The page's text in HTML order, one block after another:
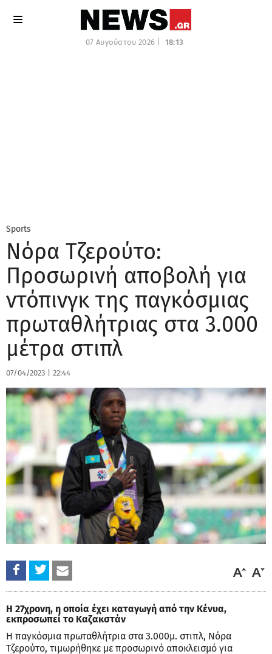
07 Αυγούστου 2026 | 18:13
Sports
Νόρα Τζερούτο:
Προσωρινή αποβολή για
ντόπινγκ της παγκόσμιας
πρωταθλήτριας στα 3.000
μέτρα στιπλ
07/04/2023 22:44
Η 27χρονη, η οποία έχει καταγωγή από την Κένυα,
εκπροσωπεί το Καζακστάν
Η παγκόσμια πρωταθλήτρια στα 3.000μ. στιπλ, Νόρα
Τζερούτο, τιμωρήθηκε με προσωρινό αποκλεισμό για